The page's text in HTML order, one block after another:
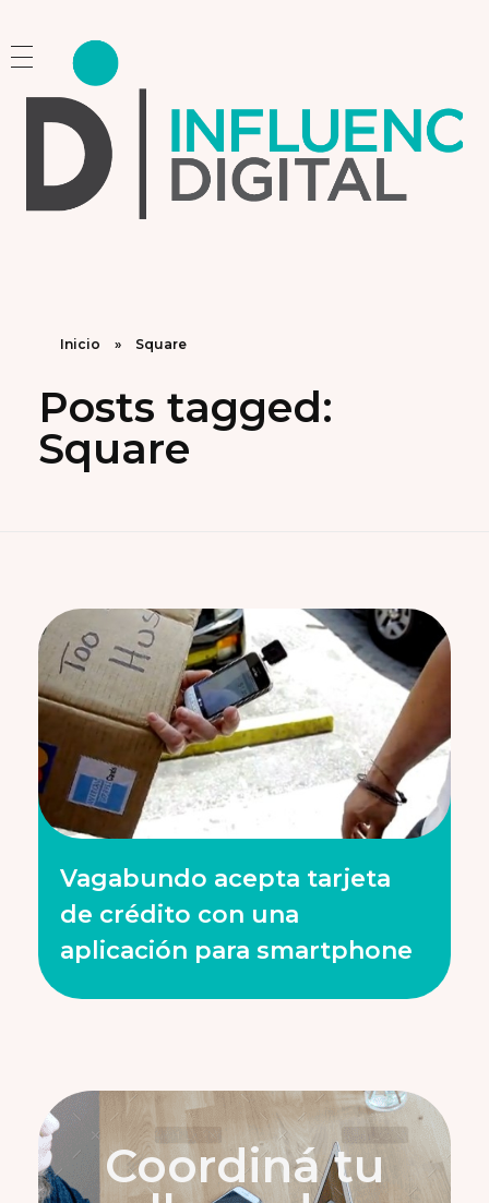
Inicio » Square
Posts tagged:
Square
Vagabundo acepta tarjeta
de crédito con una
aplicación para smartphone
Coordiná tu